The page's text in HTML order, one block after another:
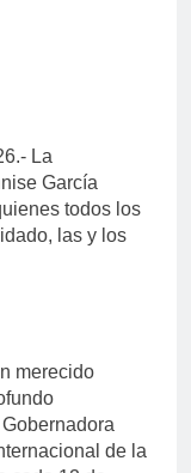
La
García
todos los
las y los
merecido
de la